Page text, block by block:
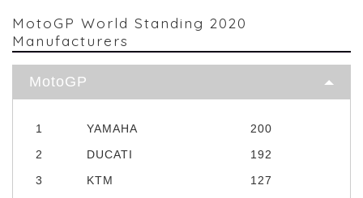
MotoGP World Standing 2020
Manufacturers
MotoGP
1 YAMAHA
200
2
DUCATI
192
3
KTM
127